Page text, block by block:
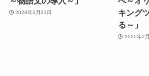
2020年2月21日
キング
る～」
2020年2